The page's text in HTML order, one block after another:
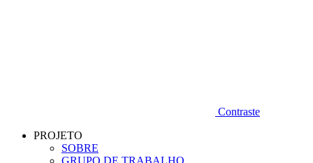
Contraste
PROJETO
SOBRE